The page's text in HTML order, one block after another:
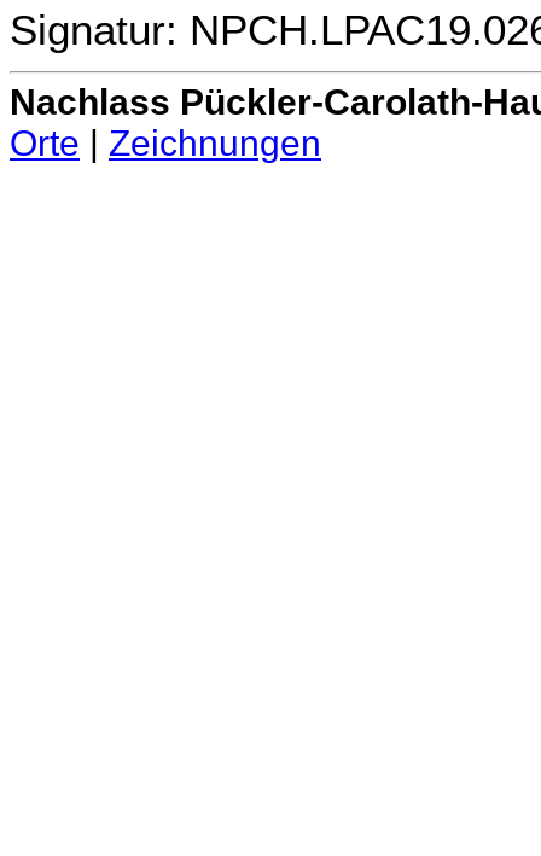
Signatur:
Nachlass Pückler-Carolath-
Orte
Zeichnungen